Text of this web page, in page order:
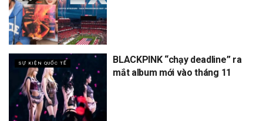
SỰ KIỆN QUỐC TẾ
BLACKPINK “chạy deadline” ra
mắt album mới vào tháng 11